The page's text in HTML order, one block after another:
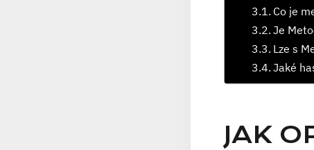
Co je
Je
Lze s
Jaké
JAK